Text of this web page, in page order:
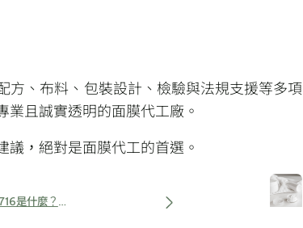
方、布料、包裝設計、檢驗與法規支援等多項
且誠實透明的面膜代工廠。
，絕對是面膜代工的首選。
是什麼？醫